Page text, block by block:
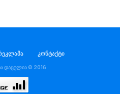
კონტაქტი
დაცულია © 2016